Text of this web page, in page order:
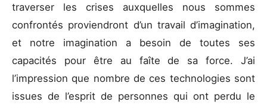
traverser les crises auxquelles nous sommes
confrontés proviendront d’un travail d’imagination,
et notre imagination a besoin de toutes ses
capacités pour être au faîte de sa force. J’ai
l’impression que nombre de ces technologies sont
issues de l’esprit de personnes qui ont perdu le